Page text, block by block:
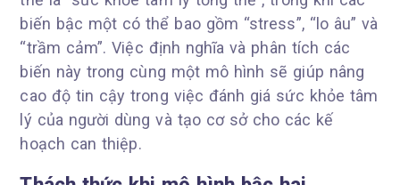
biến bậc một có thể bao gồm “stress”, “lo âu” và
“trầm cảm”. Việc định nghĩa và phân tích các
biến này trong cùng một mô hình sẽ giúp nâng
cao độ tin cậy trong việc đánh giá sức khỏe tâm
lý của người dùng và tạo cơ sở cho các kế
hoạch can thiệp.